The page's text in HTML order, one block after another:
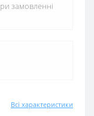
Всі характеристики
замовленні